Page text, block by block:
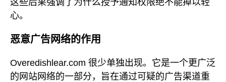
心。
恶意广告网络的作用
Overedishlear.com 很少单独出现。它是一个更广泛
的网站网络的一部分，旨在通过可疑的广告渠道重